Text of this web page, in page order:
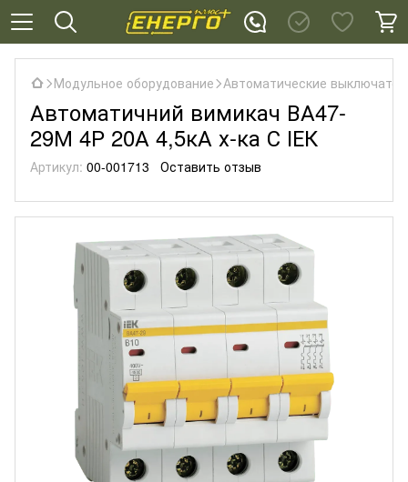
Модульное оборудование Автоматические
Автоматичний вимикач ВА47-
29М 4Р 20А 4,5кА х-ка С ІЕК
Артикул: 00-001713 Оставить отзыв